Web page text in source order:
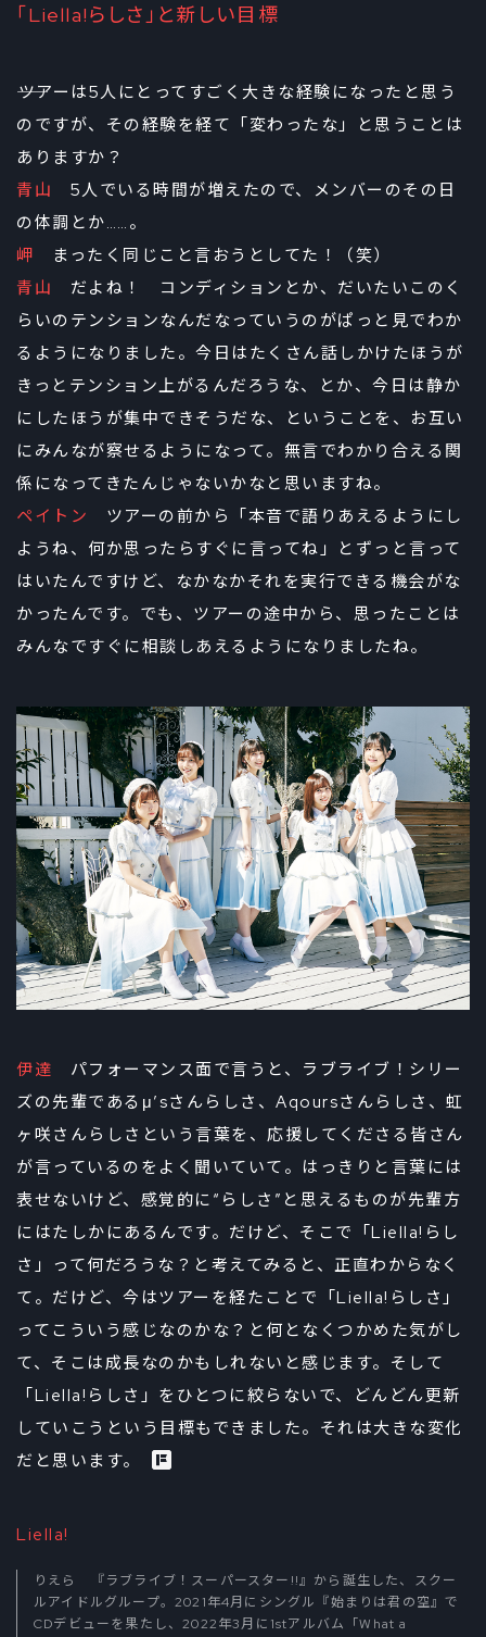
「Liella!らしさ」と新しい目標
――ツアーは5人にとってすごく大きな経験になったと思う
のですが、その経験を経て「変わったな」と思うことは
ありますか？
青山 5人でいる時間が増えたので、メンバーのその日
の体調とか……。
岬 まったく同じこと言おうとしてた！（笑）
青山 だよね！ コンディションとか、だいたいこのく
らいのテンションなんだなっていうのがぱっと見でわか
るようになりました。今日はたくさん話しかけたほうが
きっとテンション上がるんだろうな、とか、今日は静か
にしたほうが集中できそうだな、ということを、お互い
にみんなが察せるようになって。無言でわかり合える関
係になってきたんじゃないかなと思いますね。
ペイトン ツアーの前から「本音で語りあえるようにし
ようね、何か思ったらすぐに言ってね」とずっと言って
はいたんですけど、なかなかそれを実行できる機会がな
かったんです。でも、ツアーの途中から、思ったことは
みんなですぐに相談しあえるようになりましたね。
伊達 パフォーマンス面で言うと、ラブライブ！シリー
ズの先輩であるμ’sさんらしさ、Aqoursさんらしさ、虹
ヶ咲さんらしさという言葉を、応援してくださる皆さん
が言っているのをよく聞いていて。はっきりと言葉には
表せないけど、感覚的に“らしさ”と思えるものが先輩方
にはたしかにあるんです。だけど、そこで「Liella!らし
さ」って何だろうな？と考えてみると、正直わからなく
て。だけど、今はツアーを経たことで「Liella!らしさ」
ってこういう感じなのかな？と何となくつかめた気がし
て、そこは成長なのかもしれないと感じます。そして
「Liella!らしさ」をひとつに絞らないで、どんどん更新
していこうという目標もできました。それは大きな変化
だと思います。
Liella!
りえら 『ラブライブ！スーパースター!!』から誕生した、スクー
ルアイドルグループ。2021年4月にシングル『始まりは君の空』で
CDデビューを果たし、2022年3月に1stアルバム「What a